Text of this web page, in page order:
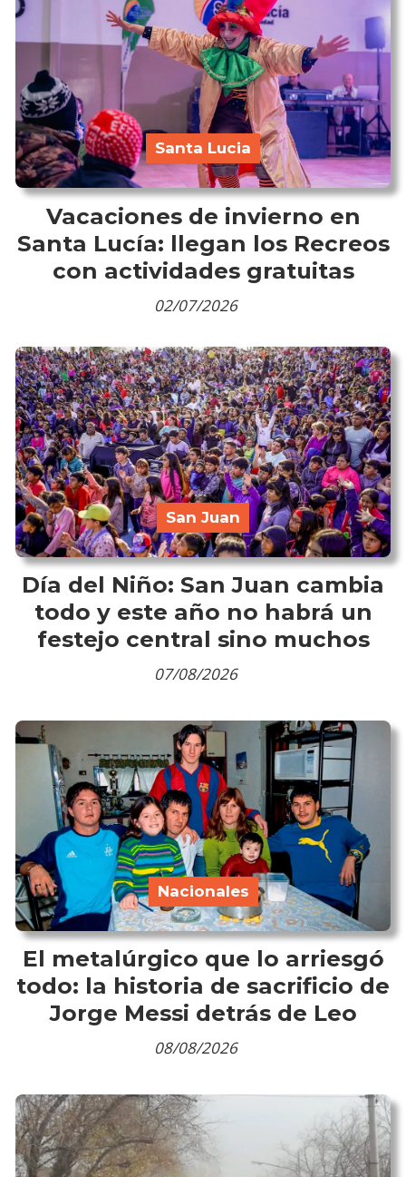
Vacaciones de invierno en
Santa Lucía: llegan los Recreos
con actividades gratuitas
Santa Lucia
02/07/2026
Día del Niño: San Juan cambia
todo y este año no habrá un
festejo central sino muchos
San Juan
07/08/2026
El metalúrgico que lo arriesgó
todo: la historia de sacrificio de
Jorge Messi detrás de Leo
Nacionales
08/08/2026